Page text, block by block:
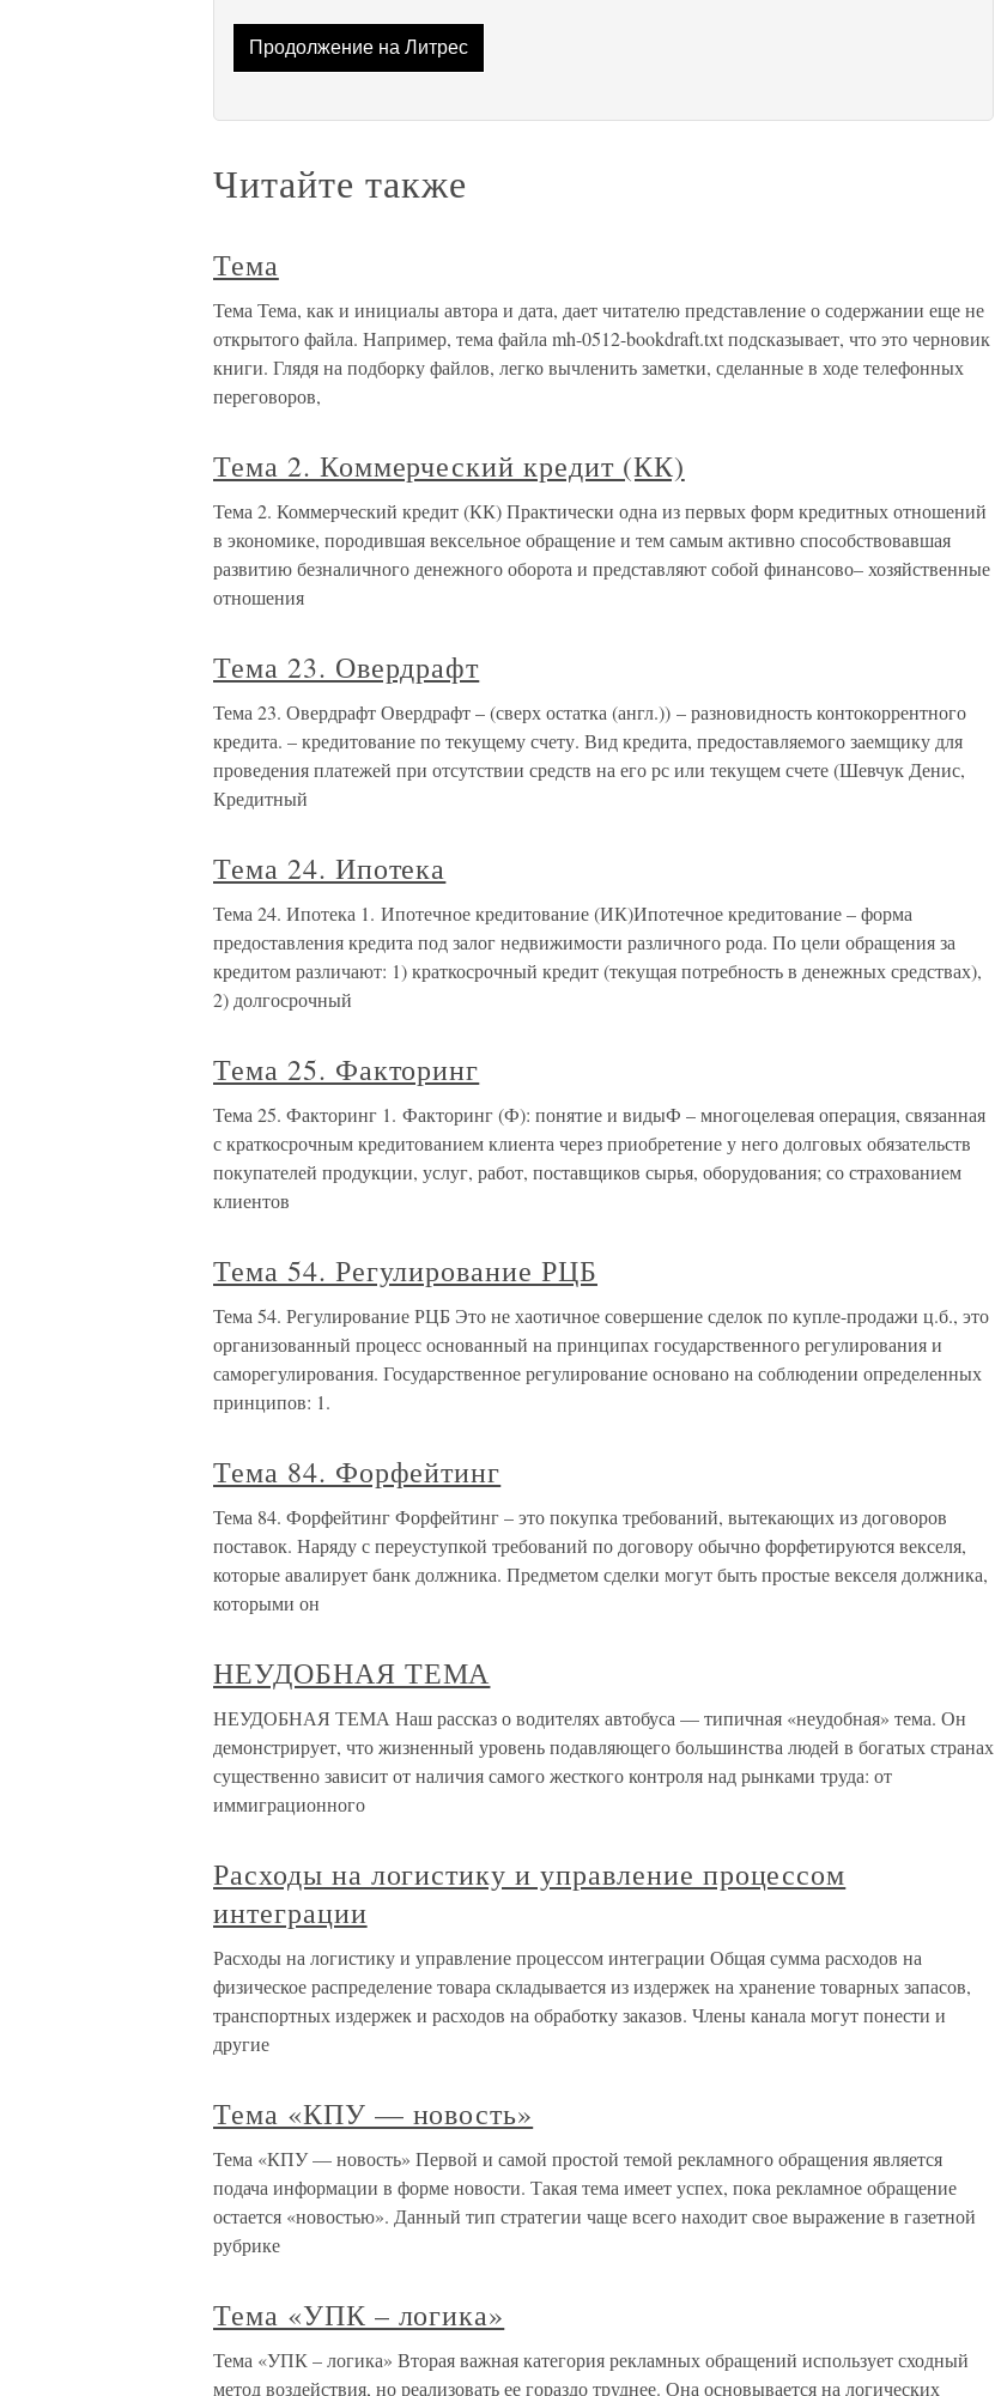
Продолжение на Литрес
Читайте также
Тема
Тема Тема, как и инициалы автора и дата, дает читателю представление о содержании еще не
открытого файла. Например, тема файла mh-0512-bookdraft.txt подсказывает, что это черновик
книги. Глядя на подборку файлов, легко вычленить заметки, сделанные в ходе телефонных
переговоров,
Тема 2. Коммерческий кредит (КК)
Тема 2. Коммерческий кредит (КК) Практически одна из первых форм кредитных отношений
в экономике, породившая вексельное обращение и тем самым активно способствовавшая
развитию безналичного денежного оборота и представляют собой финансово– хозяйственные
отношения
Тема 23. Овердрафт
Тема 23. Овердрафт Овердрафт – (сверх остатка (англ.)) – разновидность контокоррентного
кредита. – кредитование по текущему счету. Вид кредита, предоставляемого заемщику для
проведения платежей при отсутствии средств на его рс или текущем счете (Шевчук Денис,
Кредитный
Тема 24. Ипотека
Тема 24. Ипотека 1. Ипотечное кредитование (ИК)Ипотечное кредитование – форма
предоставления кредита под залог недвижимости различного рода. По цели обращения за
кредитом различают: 1) краткосрочный кредит (текущая потребность в денежных средствах),
2) долгосрочный
Тема 25. Факторинг
Тема 25. Факторинг 1. Факторинг (Ф): понятие и видыФ – многоцелевая операция, связанная
с краткосрочным кредитованием клиента через приобретение у него долговых обязательств
покупателей продукции, услуг, работ, поставщиков сырья, оборудования; со страхованием
клиентов
Тема 54. Регулирование РЦБ
Тема 54. Регулирование РЦБ Это не хаотичное совершение сделок по купле-продажи ц.б., это
организованный процесс основанный на принципах государственного регулирования и
саморегулирования. Государственное регулирование основано на соблюдении определенных
принципов: 1.
Тема 84. Форфейтинг
Тема 84. Форфейтинг Форфейтинг – это покупка требований, вытекающих из договоров
поставок. Наряду с переуступкой требований по договору обычно форфетируются векселя,
которые авалирует банк должника. Предметом сделки могут быть простые векселя должника,
которыми он
НЕУДОБНАЯ ТЕМА
НЕУДОБНАЯ ТЕМА Наш рассказ о водителях автобуса — типичная «неудобная» тема. Он
демонстрирует, что жизненный уровень подавляющего большинства людей в богатых странах
существенно зависит от наличия самого жесткого контроля над рынками труда: от
иммиграционного
Расходы на логистику и управление процессом
интеграции
Расходы на логистику и управление процессом интеграции Общая сумма расходов на
физическое распределение товара складывается из издержек на хранение товарных запасов,
транспортных издержек и расходов на обработку заказов. Члены канала могут понести и
другие
Тема «КПУ — новость»
Тема «КПУ — новость» Первой и самой простой темой рекламного обращения является
подача информации в форме новости. Такая тема имеет успех, пока рекламное обращение
остается «новостью». Данный тип стратегии чаще всего находит свое выражение в газетной
рубрике
Тема «УПК – логика»
Тема «УПК – логика» Вторая важная категория рекламных обращений использует сходный
метод воздействия, но реализовать ее гораздо труднее. Она основывается на логических